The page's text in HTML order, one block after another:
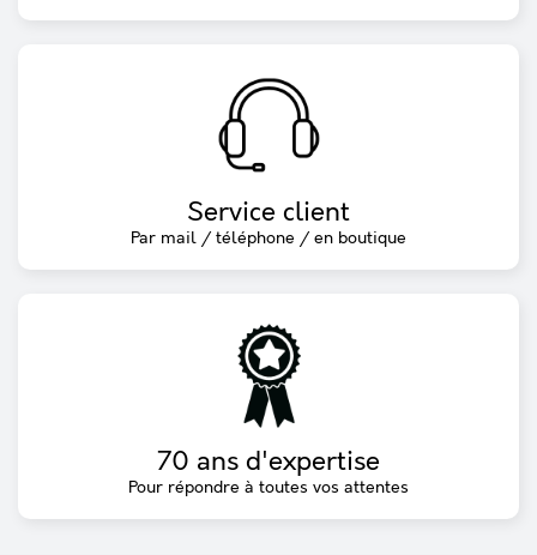
Service client
Par mail / téléphone / en boutique
70 ans d'expertise
Pour répondre à toutes vos attentes